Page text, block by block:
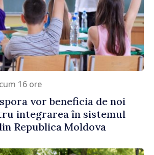
16 ore
vor beneficia de noi
integrarea în sistemul
Republica Moldova